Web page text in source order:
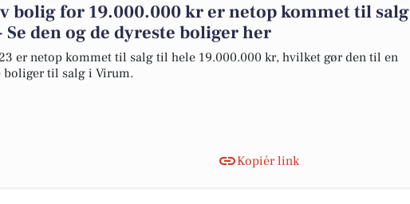
bolig for 19.000.000 kr er netop kommet til salg
den og de dyreste boliger her
er netop kommet til salg til hele 19.000.000 kr, hvilket gør den til en
boliger til salg i Virum.
Kopiér link